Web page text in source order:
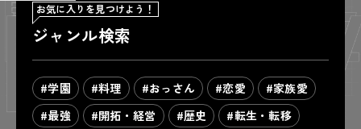
お気に入りを見つけよう！
ジャンル検索
#学園 #料理 #おっさん #恋愛
#家族愛
#最強
#開拓・経営 #歴史
#転生・転移